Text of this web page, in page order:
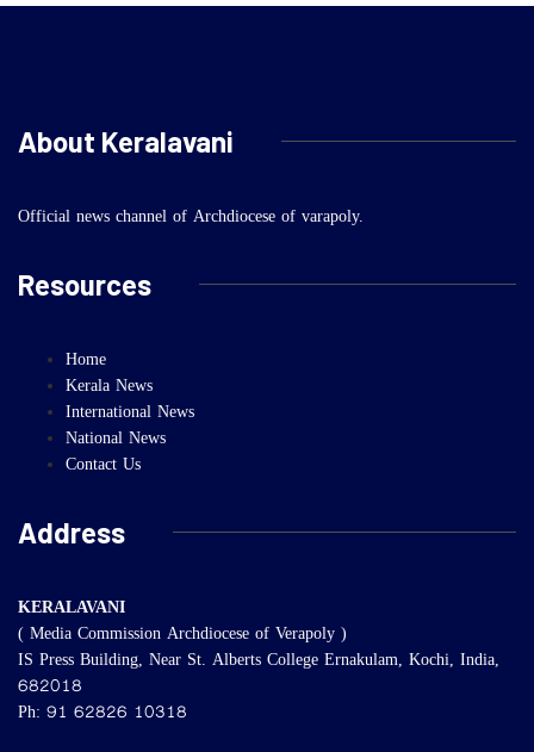
About Keralavani
Official news channel of Archdiocese of varapoly.
Resources
Home
Kerala News
International News
National News
Contact Us
Address
KERALAVANI
( Media Commission Archdiocese of Verapoly )
IS Press Building, Near St. Alberts College Ernakulam, Kochi, India,
682018
Ph: 91 62826 10318